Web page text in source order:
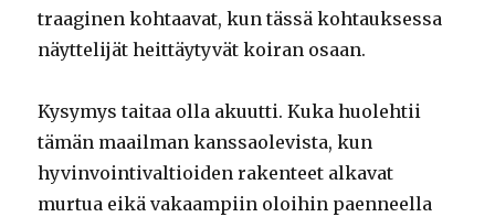
traaginen kohtaavat, kun tässä kohtauksessa
näyttelijät heittäytyvät koiran osaan.
Kysymys taitaa olla akuutti. Kuka huolehtii
tämän maailman kanssaolevista, kun
hyvinvointivaltioiden rakenteet alkavat
murtua eikä vakaampiin oloihin paenneella